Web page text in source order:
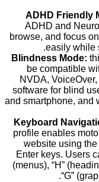
ADHD Friendly
ADHD and
browse, and focus
easily while
Blindness Mode:
be compatible
NVDA,
software for blind
and smartphone, and
Keyboard
profile enables
website using
Enter keys. Users
(menus), “H”
“G”